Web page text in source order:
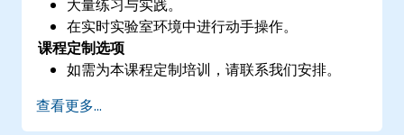
大量练习与实践。
在实时实验室环境中进行动手操作。
课程定制选项
如需为本课程定制培训，请联系我们安排。
查看更多...